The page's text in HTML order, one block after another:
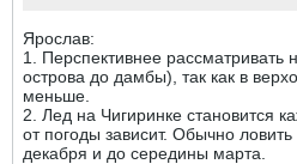
Ярослав:
1. Перспективнее рассматривать
острова до дамбы), так как в
меньше.
2. Лед на Чигиринке становится
от погоды зависит. Обычно
декабря и до середины марта.